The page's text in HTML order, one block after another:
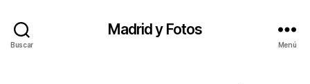
Buscar
Madrid y Fotos
Menú